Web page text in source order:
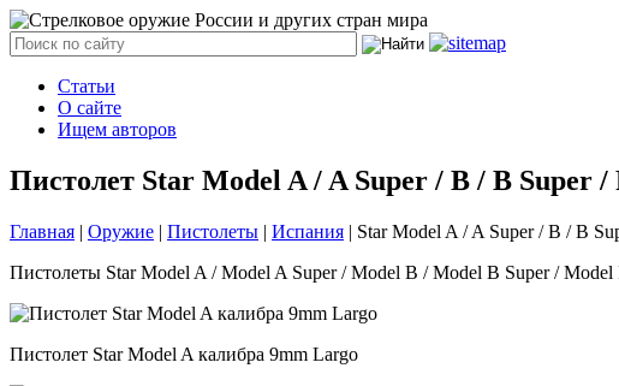
Статьи
О сайте
Ищем авторов
Пистолет Star Model A / A Super / B / B Super /
Главная | Оружие | Пистолеты | Испания | Star Model A / A Super / B / B
Пистолеты Star Model A / Model A Super / Model B / Model B Super /
Пистолет Star Model A калибра 9mm Largo